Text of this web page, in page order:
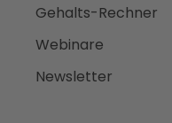
Gehalts-Rechner
Webinare
Newsletter